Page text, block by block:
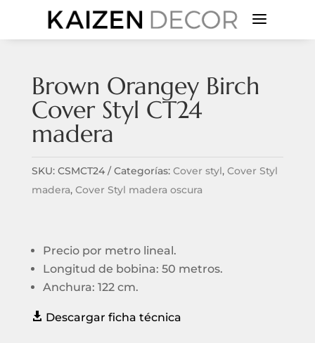
a
Brown Orangey Birch
Cover Styl CT24
madera
SKU: CSMCT24 Categorías: Cover styl, Cover Styl
madera, Cover Styl madera oscura
Precio por metro lineal.
Longitud de bobina: 50 metros.
Anchura: 122 cm.
 Descargar ficha técnica